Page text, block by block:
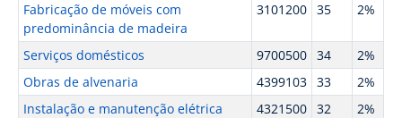
Fabricação de móveis com
predominância de madeira
3101200 35 2%
Serviços domésticos 9700500 34
2%
Obras de alvenaria
4399103 33
2%
Instalação e manutenção elétrica
4321500 32
2%